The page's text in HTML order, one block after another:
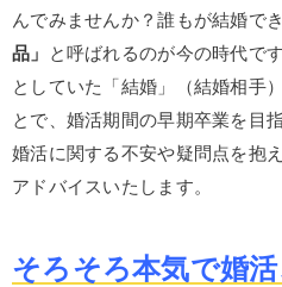
んでみませんか？誰もが結婚で
品」
と呼ばれるのが今の時代で
としていた「結婚」（結婚相手
とで、婚活期間の早期卒業を目
婚活に関する不安や疑問点を抱
アドバイスいたします。
そろそろ本気で婚活